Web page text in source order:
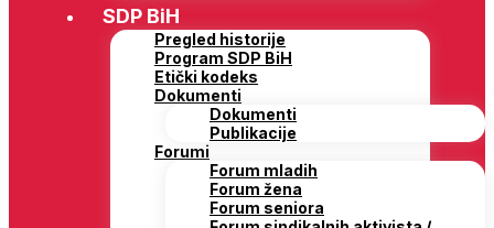
SDP BiH
Pregled historije
Program SDP BiH
Etički kodeks
Dokumenti
Dokumenti
Publikacije
Forumi
Forum mladih
Forum žena
Forum seniora